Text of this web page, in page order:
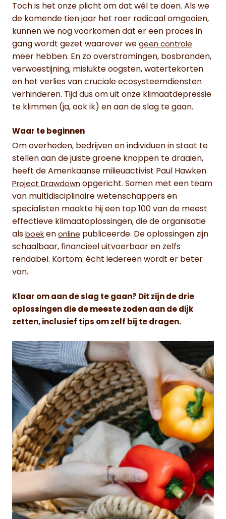
Toch is het onze plicht om dat wél te doen. Als we
de komende tien jaar het roer radicaal omgooien,
kunnen we nog voorkomen dat er een proces in
gang wordt gezet waarover we geen controle
meer hebben. En zo overstromingen, bosbranden,
verwoestijning, mislukte oogsten, watertekorten
en het verlies van cruciale ecosysteemdiensten
verhinderen. Tijd dus om uit onze klimaatdepressie
te klimmen (ja, ook ik) en aan de slag te gaan.
Waar te beginnen
Om overheden, bedrijven en individuen in staat te
stellen aan de juiste groene knoppen te draaien,
heeft de Amerikaanse milieuactivist Paul Hawken
Project Drawdown opgericht. Samen met een team
van multidisciplinaire wetenschappers en
specialisten maakte hij een top 100 van de meest
effectieve klimaatoplossingen, die de organisatie
als boek en online publiceerde. De oplossingen zijn
schaalbaar, financieel uitvoerbaar en zelfs
rendabel. Kortom: écht iedereen wordt er beter
van.
Klaar om aan de slag te gaan? Dit zijn de drie
oplossingen die de meeste zoden aan de dijk
zetten, inclusief tips om zelf bij te dragen.